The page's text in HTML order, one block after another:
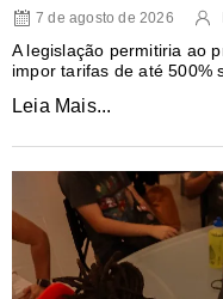
7 de agosto de 2026
A legislação permitiria ao
impor tarifas de até 500%
Leia Mais...